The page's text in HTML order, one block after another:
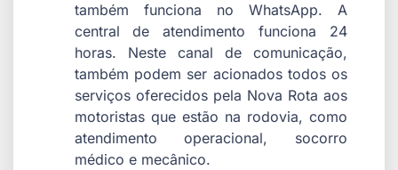
também funciona no WhatsApp. A
central de atendimento funciona 24
horas. Neste canal de comunicação,
também podem ser acionados todos os
serviços oferecidos pela Nova Rota aos
motoristas que estão na rodovia, como
atendimento operacional, socorro
médico e mecânico.